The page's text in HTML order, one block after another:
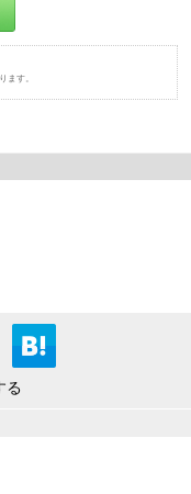
ます。
る